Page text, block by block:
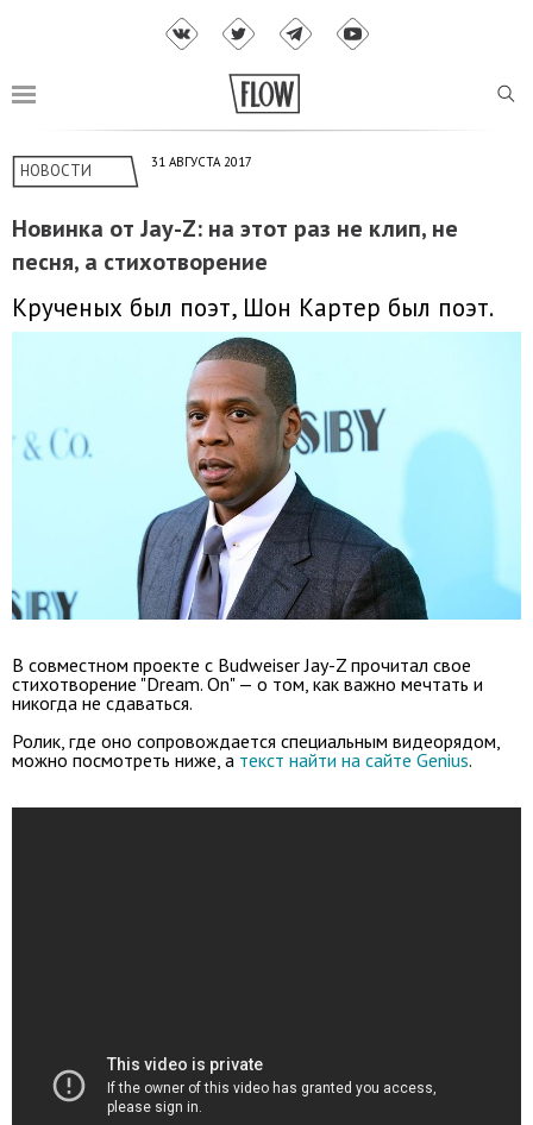
НОВОСТИ 31 АВГУСТА 2017
Новинка от Jay-Z: на этот раз не клип, не
песня, а стихотворение
Крученых был поэт, Шон Картер был поэт.
В совместном проекте с Budweiser Jay-Z прочитал свое
стихотворение "Dream. On" — о том, как важно мечтать и
никогда не сдаваться.
Ролик, где оно сопровождается специальным видеорядом,
можно посмотреть ниже, а текст найти на сайте Genius.